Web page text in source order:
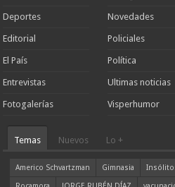
Deportes
Editorial
El País
Entrevistas
Fotogalerías
Novedades
Policiales
Política
Ultimas noticias
Visperhumor
Temas Nuevos Lo +
Americo Schvartzman Gimnasia